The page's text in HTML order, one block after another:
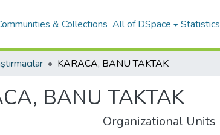
& Collections All of DSpace Statistics
KARACA, BANU TAKTAK
BANU TAKTAK
Organizational Units